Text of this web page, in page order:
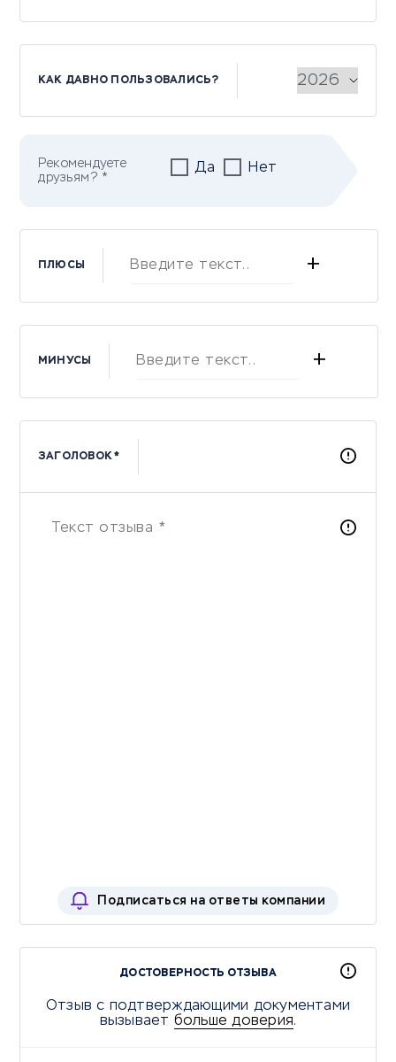
КАК ДАВНО ПОЛЬЗОВАЛИСЬ?
Рекомендуете
друзьям? *
Да Нет
ПЛЮСЫ +
МИНУСЫ +
ЗАГОЛОВОК *
Подписаться на ответы компании
ДОСТОВЕРНОСТЬ ОТЗЫВА
Отзыв с подтверждающими документами
вызывает больше доверия.